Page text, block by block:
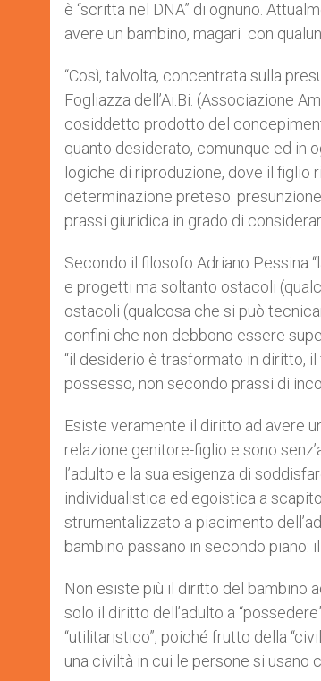
è “scritta nel DNA” di ognuno.
avere un bambino, magari con
“Così, talvolta, concentrata sulla
Fogliazza dell’Ai.Bi. (Associazione
cosiddetto prodotto del
quanto desiderato, comunque ed in
logiche di riproduzione, dove il
determinazione preteso:
prassi giuridica in grado di
Secondo il filosofo Adriano Pessina
e progetti ma soltanto ostacoli
ostacoli (qualcosa che si può
confini che non debbono essere
“il desiderio è trasformato in diritto,
possesso, non secondo prassi di
Esiste veramente il diritto ad avere
relazione genitore-figlio e sono
l’adulto e la sua esigenza di
individualistica ed egoistica a
strumentalizzato a piacimento
bambino passano in secondo piano:
Non esiste più il diritto del bambino
solo il diritto dell’adulto a
“utilitaristico”, poiché frutto della
una civiltà in cui le persone si usano